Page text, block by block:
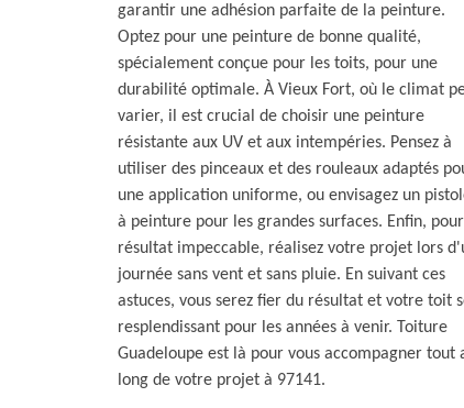
garantir une adhésion parfaite de la peinture.
Optez pour une peinture de bonne qualité,
spécialement conçue pour les toits, pour une
durabilité optimale. À Vieux Fort, où le climat
varier, il est crucial de choisir une peinture
résistante aux UV et aux intempéries. Pensez à
utiliser des pinceaux et des rouleaux adaptés
une application uniforme, ou envisagez un
à peinture pour les grandes surfaces. Enfin,
résultat impeccable, réalisez votre projet lors
journée sans vent et sans pluie. En suivant ces
astuces, vous serez fier du résultat et votre toit
resplendissant pour les années à venir. Toiture
Guadeloupe est là pour vous accompagner tout
long de votre projet à 97141.